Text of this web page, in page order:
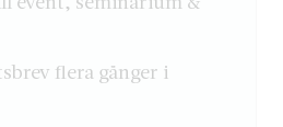
flera gånger i